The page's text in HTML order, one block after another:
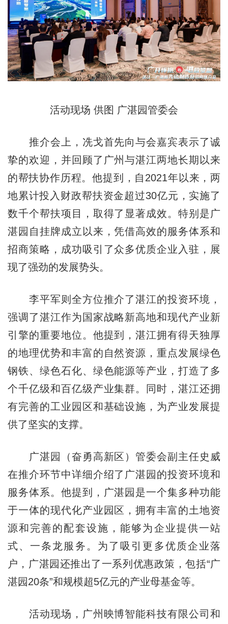
活动现场 供图 广湛园管委会
推介会上，冼戈首先向与会嘉宾表示了诚
挚的欢迎，并回顾了广州与湛江两地长期以来
的帮扶协作历程。他提到，自2021年以来，两
地累计投入财政帮扶资金超过30亿元，实施了
数千个帮扶项目，取得了显著成效。特别是广
湛园自挂牌成立以来，凭借高效的服务体系和
招商策略，成功吸引了众多优质企业入驻，展
现了强劲的发展势头。
李平军则全方位推介了湛江的投资环境，
强调了湛江作为国家战略新高地和现代产业新
引擎的重要地位。他提到，湛江拥有得天独厚
的地理优势和丰富的自然资源，重点发展绿色
钢铁、绿色石化、绿色能源等产业，打造了多
个千亿级和百亿级产业集群。同时，湛江还拥
有完善的工业园区和基础设施，为产业发展提
供了坚实的支撑。
广湛园（奋勇高新区）管委会副主任史威
在推介环节中详细介绍了广湛园的投资环境和
服务体系。他提到，广湛园是一个集多种功能
于一体的现代化产业园区，拥有丰富的土地资
源和完善的配套设施，能够为企业提供一站
式、一条龙服务。为了吸引更多优质企业落
户，广湛园还推出了一系列优惠政策，包括“广
湛园20条”和规模超5亿元的产业母基金等。
活动现场，广州映博智能科技有限公司和